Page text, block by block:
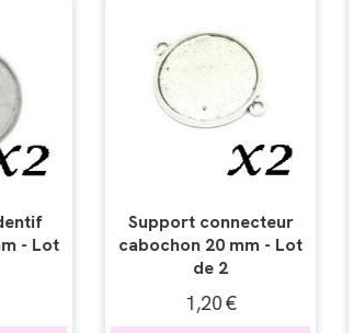
- Lot
Cabochon verre 25 mm
- Lot de 5
2,50€